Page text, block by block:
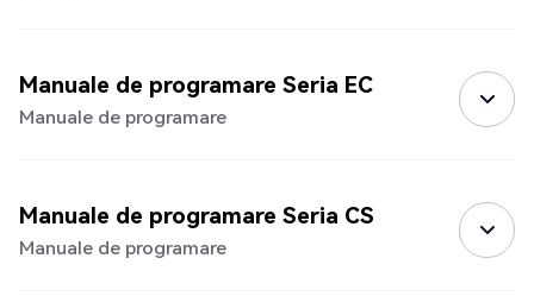
Manuale de programare Seria EC
Manuale de programare
Manuale de programare Seria CS
Manuale de programare